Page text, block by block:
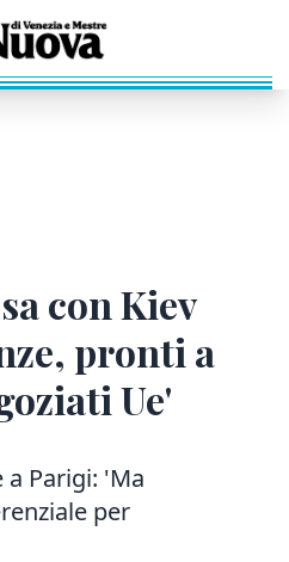
con Kiev
pronti a
Ue'
Parigi: 'Ma
per